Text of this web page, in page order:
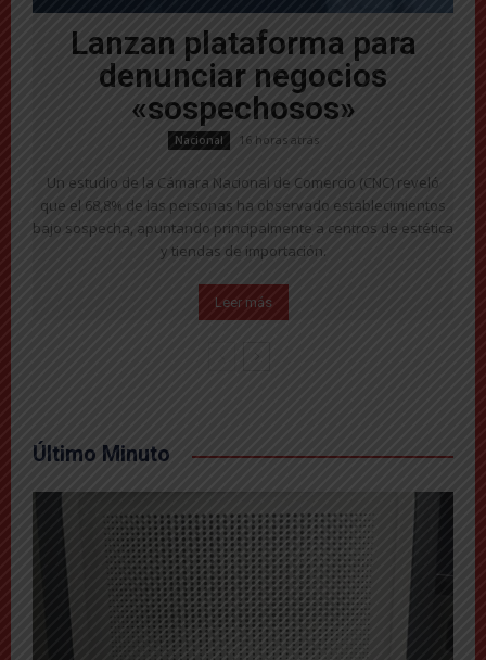
Lanzan plataforma para
denunciar negocios
«sospechosos»
Nacional 16 horas atrás
Un estudio de la Cámara Nacional de Comercio (CNC) reveló
que el 68,8% de las personas ha observado establecimientos
bajo sospecha, apuntando principalmente a centros de estética
y tiendas de importación.
Leer más
Último Minuto